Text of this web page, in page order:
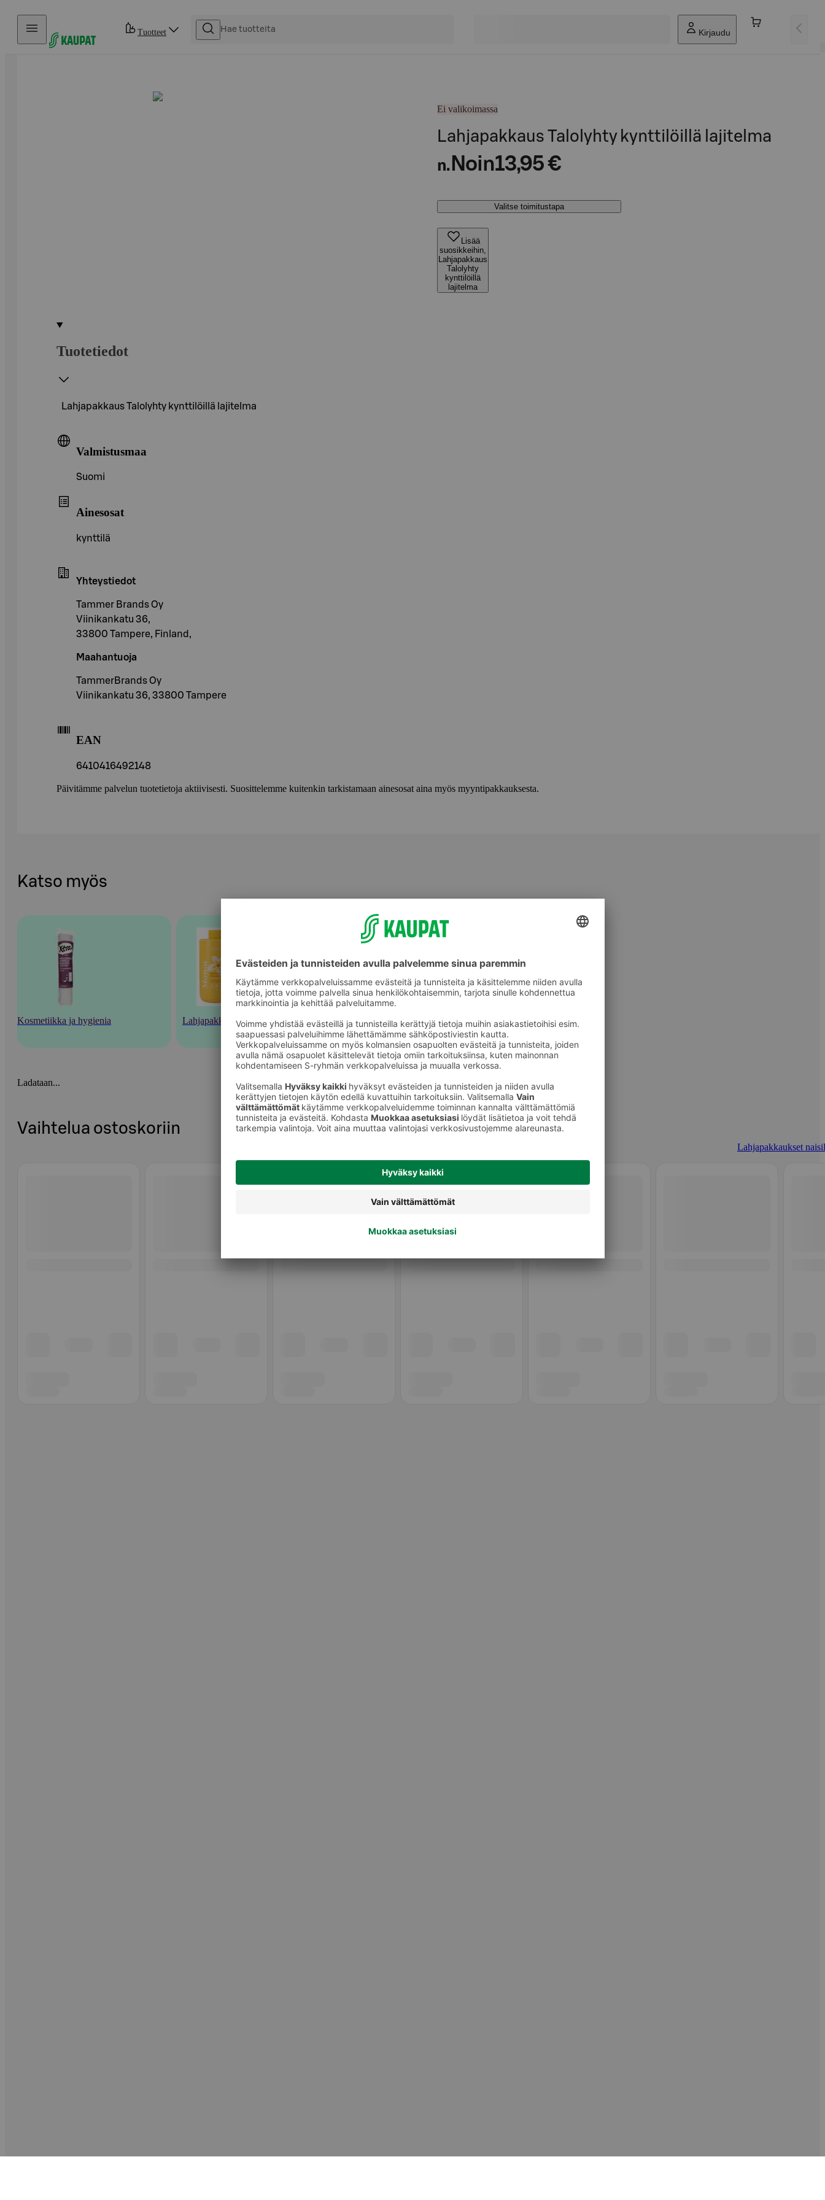
Hyppää sisältöön
Tuotteet Kirjaudu
Ei valikoimassa
Lahjapakkaus Talolyhty kynttilöillä lajitelma
n. Noin13,95 €
Valitse toimitustapa
Lisää
suosikkeihin,
Lahjapakkaus
Talolyhty
kynttilöillä
lajitelma
Tuotetiedot
Lahjapakkaus Talolyhty kynttilöillä lajitelma
Valmistusmaa
Suomi
Ainesosat
kynttilä
Yhteystiedot
Tammer Brands Oy
Viinikankatu 36,
33800 Tampere, Finland,
Maahantuoja
TammerBrands Oy
Viinikankatu 36, 33800 Tampere
EAN
6410416492148
Päivitämme palvelun tuotetietoja aktiivisesti. Suosittelemme kuitenkin tarkistamaan ainesosat aina myös myyntipakkauksesta.
Katso myös
Kosmetiikka ja hygienia Lahjapakkaukset Lahjapakkaukset naisille
Ladataan...
Vaihtelua ostoskoriin
Lahjapakkaukset